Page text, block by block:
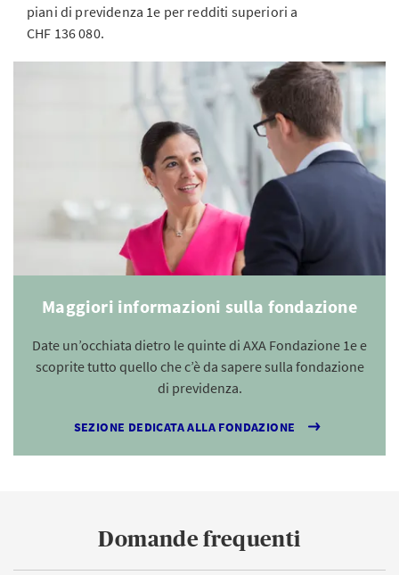
piani di previdenza 1e per redditi superiori a
CHF 136 080.
Maggiori informazioni sulla fondazione
Date un’occhiata dietro le quinte di AXA Fondazione 1e e
scoprite tutto quello che c’è da sapere sulla fondazione
di previdenza.
SEZIONE DEDICATA ALLA FONDAZIONE
Domande frequenti